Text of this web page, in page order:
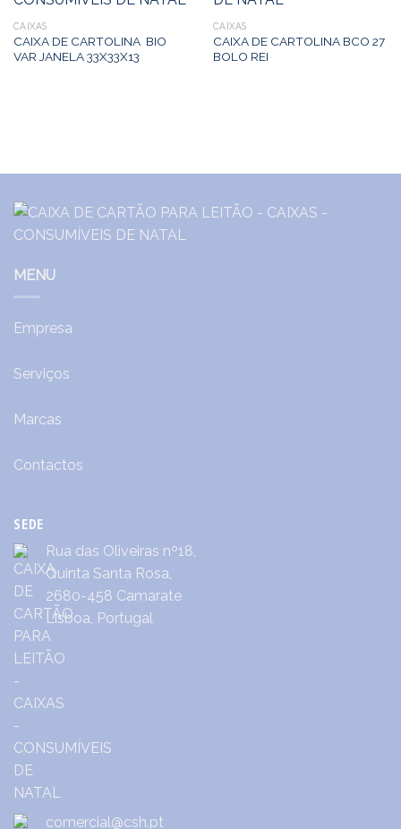
CAIXAS
CAIXA DE CARTOLINA BIO
VAR JANELA 33X33X13
CAIXAS
CAIXA DE CARTOLINA BCO 27
BOLO REI
MENU
Empresa
Serviços
Marcas
Contactos
SEDE
Rua das Oliveiras nº18,
Quinta Santa Rosa,
2680-458 Camarate
Lisboa, Portugal
comercial@csh.pt